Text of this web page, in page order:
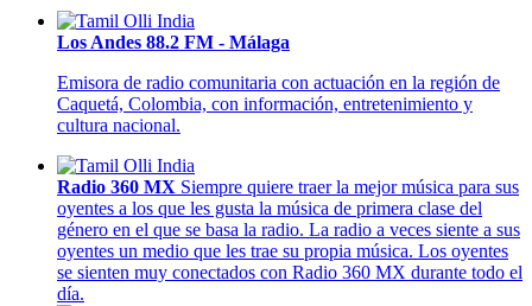
Los Andes 88.2 FM - Málaga
Emisora de radio comunitaria con actuación en la región de
Caquetá, Colombia, con información, entretenimiento y
cultura nacional.
Radio 360 MX Siempre quiere traer la mejor música para sus
oyentes a los que les gusta la música de primera clase del
género en el que se basa la radio. La radio a veces siente a sus
oyentes un medio que les trae su propia música. Los oyentes
se sienten muy conectados con Radio 360 MX durante todo el
día.